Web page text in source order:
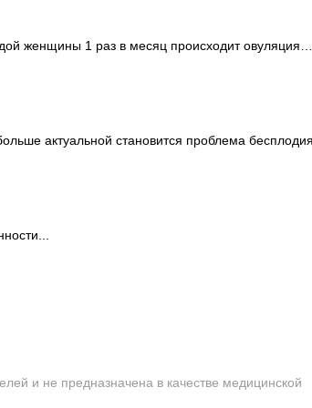
женщины 1 раз в месяц происходит овуляция…
актуальной становится проблема
и не предназначена в качестве медицинской